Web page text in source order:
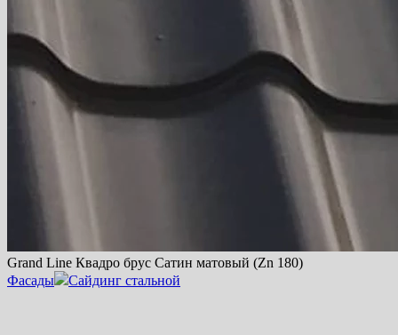
Grand Line Квадро брус Сатин матовый (Zn 180)
Фасады
Сайдинг стальной